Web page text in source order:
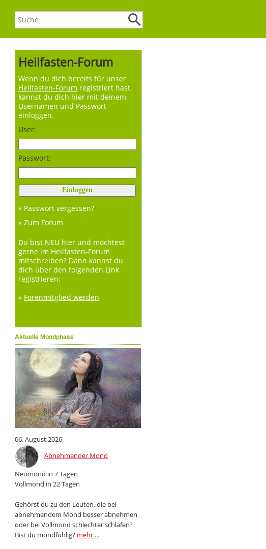
Heilfasten-Forum
Wenn du dich bereits für unser
Heilfasten-Forum registriert hast,
kannst du dich hier mit deinem
Usernamen und Passwort
einloggen.
User:
Passwort:
» Passwort vergessen?
» Zum Forum
Du bist NEU hier und möchtest
gerne im Heilfasten-Forum
mitschreiben? Dann kannst du
dich über den folgenden Link
registrieren:
» Forenmitglied werden
Aktuelle Mondphase
06. August 2026
Abnehmender Mond
Neumond in 7 Tagen
Vollmond in 22 Tagen
Gehörst du zu den Leuten, die bei
abnehmendem Mond besser abnehmen
oder bei Vollmond schlechter schlafen?
Bist du mondfühlig? mehr ...